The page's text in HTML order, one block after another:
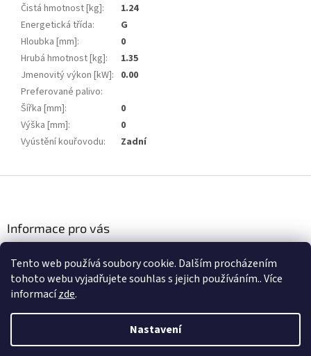
Tento web používá soubory cookie. Dalším procházením
tohoto webu vyjadřujete souhlas s jejich používáním.. Více
informacízde.
Nastavení
Vážení zákazníci, v datu 31. 7. - 16. 8. 2026 bude naše prodejna z
Čistá hmotnost [kg]:
1.24
Energetická třída:
G
Hloubka [mm]:
0
Hrubá hmotnost [kg]:
1.35
Jmenovitý výkon [kW]: 0.00
Preferované palivo:
Šířka [mm]:
0
Výška [mm]:
0
Vyústění kouřovodu: Zadní
t
Informace pro vás
Obchodní podmínky
Vytvořil Shoptet